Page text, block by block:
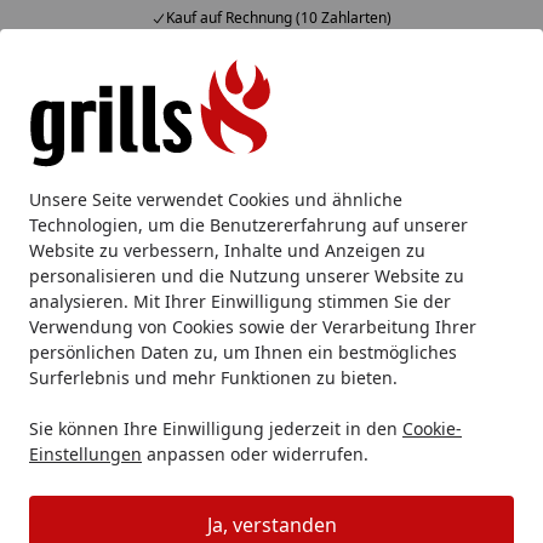
Unsere Seite verwendet Cookies und ähnliche
Technologien, um die Benutzererfahrung auf unserer
Website zu verbessern, Inhalte und Anzeigen zu
personalisieren und die Nutzung unserer Website zu
analysieren. Mit Ihrer Einwilligung stimmen Sie der
Verwendung von Cookies sowie der Verarbeitung Ihrer
persönlichen Daten zu, um Ihnen ein bestmögliches
Surferlebnis und mehr Funktionen zu bieten.
Sie können Ihre Einwilligung jederzeit in den Cookie-
Einstellungen anpassen oder widerrufen.
Ja, verstanden
Kauf auf Rechnung (10 Zahlarten)
Alle Produkte
Mein Konto
Suchen
Startseite
Gasgrill Einbau Gasgrill Broil King Einbau-Gasgrill
Broil King Einbau-Gasgrill REGAL
570